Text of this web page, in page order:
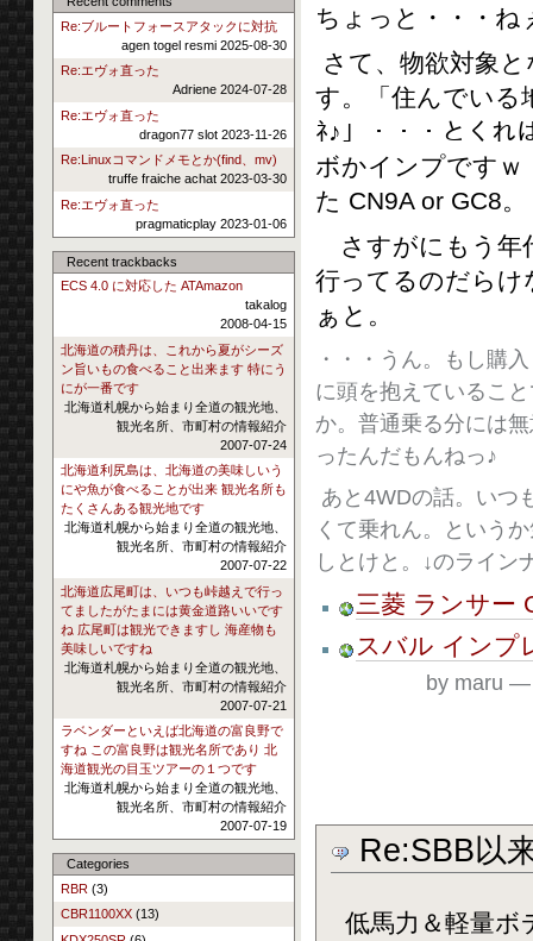
Re:ブルートフォースアタックに対抗
agen togel resmi 2025-08-30
Re:エヴォ直った
Adriene 2024-07-28
Re:エヴォ直った
dragon77 slot 2023-11-26
Re:Linuxコマンドメモとか(find、mv)
truffe fraiche achat 2023-03-30
Re:エヴォ直った
pragmaticplay 2023-01-06
Recent trackbacks
ECS 4.0 に対応した ATAmazon
takalog
2008-04-15
北海道の積丹は、これから夏がシーズ
ン旨いもの食べること出来ます 特にう
にが一番です
北海道札幌から始まり全道の観光地、
観光名所、市町村の情報紹介
2007-07-24
北海道利尻島は、北海道の美味しいう
にや魚が食べることが出来 観光名所も
たくさんある観光地です
北海道札幌から始まり全道の観光地、
観光名所、市町村の情報紹介
2007-07-22
北海道広尾町は、いつも峠越えで行っ
てましたがたまには黄金道路いいです
ね 広尾町は観光できますし 海産物も
美味しいですね
北海道札幌から始まり全道の観光地、
観光名所、市町村の情報紹介
2007-07-21
ラベンダーといえば北海道の富良野で
すね この富良野は観光名所であり 北
海道観光の目玉ツアーの１つです
北海道札幌から始まり全道の観光地、
観光名所、市町村の情報紹介
2007-07-19
Categories
RBR(3)
CBR1100XX(13)
ちょっと・・・ね
さて、物欲対象
す。「住んでいる
ﾈ♪」・・・とくれ
ボかインプです
た CN9A or GC8。
さすがにもう年
行ってるのだらけ
ぁと。
・・・うん。もし購
に頭を抱えているこ
か。普通乗る分には
ったんだもんねっ♪
あと4WDの話。いつ
くて乗れん。という
しとけと。↓のライン
三菱 ランサー
スバル インプ
by maru
Re:SBB以
低馬力＆軽量